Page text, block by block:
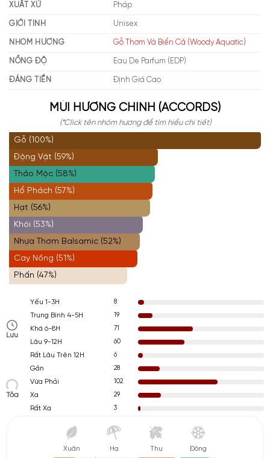
XUẤT XỨ Pháp
GIỚI TÍNH Unisex
NHÓM HƯƠNG Gỗ Thơm Và Biển Cả (Woody Aquatic)
NỒNG ĐỘ Eau De Parfum (EDP)
ĐÁNG TIỀN Định Giá Cao
MÙI HƯƠNG CHÍNH (ACCORDS)
(*Click tên nhóm hương để tìm hiểu chi tiết)
Gỗ (100%)
Động Vật (59%)
Thảo Mộc (58%)
Hổ Phách (57%)
Hạt (56%)
Khói (53%)
Nhựa Thơm Balsamic (52%)
Cay Nồng (51%)
Phấn (47%)
Lưu
Yếu 1-3H
8
Trung Bình 4-5H
19
Khá 6-8H
71
Lâu 9-12H
60
Rất Lâu Trên 12H
6
Tỏa
Gần
28
Vừa Phải
102
Xa
29
Rất Xa
3
Xuân Hạ Thu Đông